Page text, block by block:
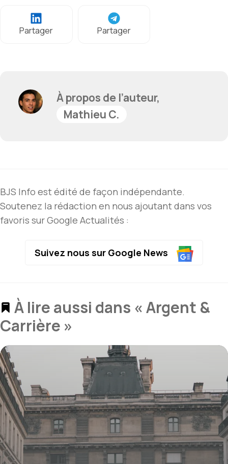
Partager Partager
À propos de l’auteur,
Mathieu C.
BJS Info est édité de façon indépendante.
Soutenez la rédaction en nous ajoutant dans vos
favoris sur Google Actualités :
Suivez nous sur Google News
À lire aussi dans « Argent &
Carrière »